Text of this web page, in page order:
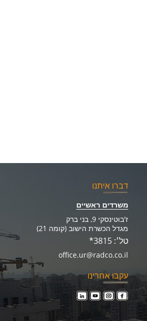
דברו איתנו
משרדים ראשיים
ז'בוטינסקי 9, בני ברק
מגדל הכשרת הישוב (קומה 21)
טל׳: 3815*
office.ur@radco.co.il
עקבו אחרינו